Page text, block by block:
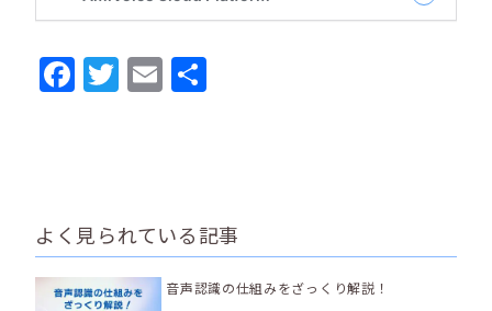
Facebook
Twitter
Email
よく見られている記事
音声認識の仕組みをざっくり解説！